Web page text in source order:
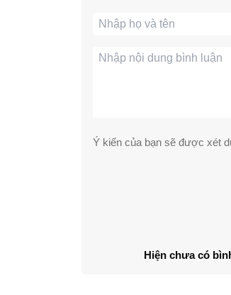
Ý kiến của bạn sẽ được xét
Hiện chưa có